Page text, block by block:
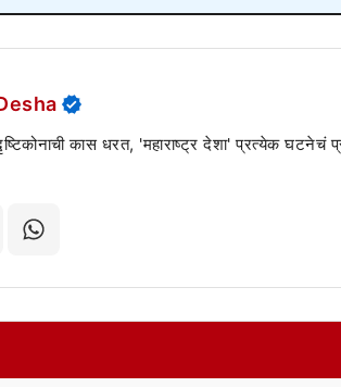
कास धरत, 'महाराष्ट्र देशा' प्रत्येक घटनेचं